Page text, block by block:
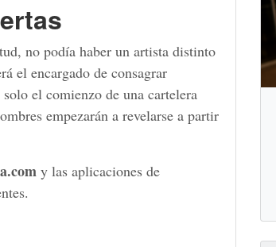
no podía haber un artista distinto
el encargado de consagrar
el comienzo de una cartelera
empezarán a revelarse a partir
y las aplicaciones de